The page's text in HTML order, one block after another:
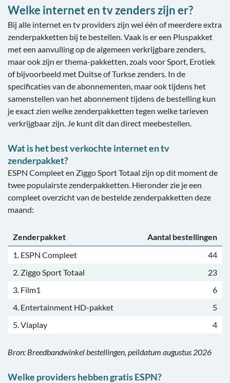
Welke internet en tv zenders zijn er?
Bij alle internet en tv providers zijn wel één of meerdere extra
zenderpakketten bij te bestellen. Vaak is er een Pluspakket
met een aanvulling op de algemeen verkrijgbare zenders,
maar ook zijn er thema-pakketten, zoals voor Sport, Erotiek
of bijvoorbeeld met Duitse of Turkse zenders. In de
specificaties van de abonnementen, maar ook tijdens het
samenstellen van het abonnement tijdens de bestelling kun
je exact zien welke zenderpakketten tegen welke tarieven
verkrijgbaar zijn. Je kunt dit dan direct meebestellen.
Wat is het best verkochte internet en tv
zenderpakket?
ESPN Compleet en Ziggo Sport Totaal zijn op dit moment de
twee populairste zenderpakketten. Hieronder zie je een
compleet overzicht van de bestelde zenderpakketten deze
maand:
Zenderpakket
Aantal bestellingen
1. ESPN Compleet
44
2. Ziggo Sport Totaal
23
3. Film1
6
4. Entertainment HD-pakket
5
5. Viaplay
4
Bron: Breedbandwinkel bestellingen, peildatum augustus 2026
Welke providers hebben gratis ESPN?